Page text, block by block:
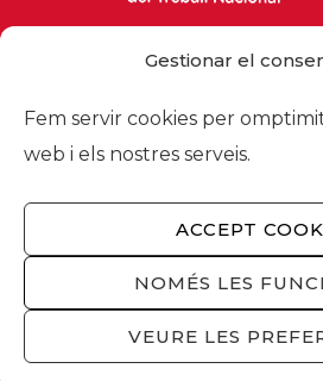
Gestionar el
Fem servir cookies per
web i els nostres serveis.
ACCEPT
NOMÉS LES
VEURE LES
foment@foment.com
© 2026 - Foment del
Nosaltres
privacitat/ Política
xarxes socials